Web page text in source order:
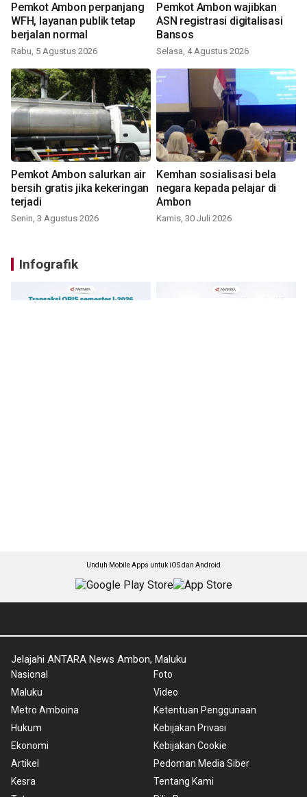
Pemkot Ambon perpanjang
WFH, layanan publik tetap
berjalan normal
Rabu, 5 Agustus 2026
Pemkot Ambon wajibkan
ASN registrasi digitalisasi
Bansos
Selasa, 4 Agustus 2026
Pemkot Ambon salurkan air
bersih gratis jika kekeringan
terjadi
Senin, 3 Agustus 2026
Kemhan sosialisasi bela
negara kepada pelajar di
Ambon
Kamis, 30 Juli 2026
Infografik
Unduh Mobile Apps untuk iOS dan Android
Jelajahi ANTARA News Ambon, Maluku
Nasional
Maluku
Metro Amboina
Hukum
Ekonomi
Artikel
Kesra
Foto
Video
Ketentuan Penggunaan
Kebijakan Privasi
Kebijakan Cookie
Pedoman Media Siber
Tentang Kami